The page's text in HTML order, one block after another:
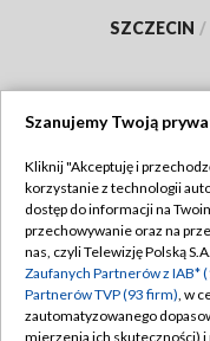
SZCZECIN /
Abonament TVP
Emisja w TVP
Centrum informacji
Szanujemy Twoją
Kliknij "Akceptuję i
korzystanie z technologii
dostęp do informacji na
przechowywanie oraz na
nas, czyli Telewizję Polską
Zaufanych Partnerów z IAB*
Partnerów TVP (93 firm), w
zautomatyzowanego
mierzenia ich skuteczności) i